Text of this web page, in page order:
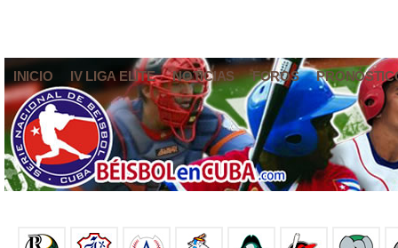
INICIO IV LIGA ELITE NOTICIAS FOROS